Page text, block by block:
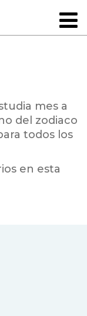
mes a
del zodiaco
todos los
en esta